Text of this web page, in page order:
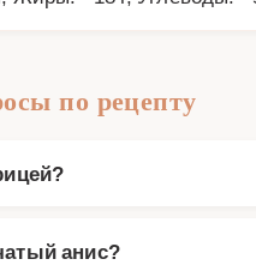
по рецепту
анис?